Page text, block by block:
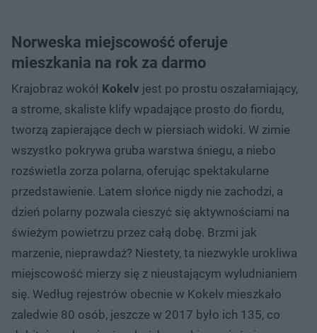
Norweska miejscowość oferuje
mieszkania na rok za darmo
Krajobraz wokół Kokelv jest po prostu oszałamiający,
a strome, skaliste klify wpadające prosto do fiordu,
tworzą zapierające dech w piersiach widoki. W zimie
wszystko pokrywa gruba warstwa śniegu, a niebo
rozświetla zorza polarna, oferując spektakularne
przedstawienie. Latem słońce nigdy nie zachodzi, a
dzień polarny pozwala cieszyć się aktywnościami na
świeżym powietrzu przez całą dobę. Brzmi jak
marzenie, nieprawdaż? Niestety, ta niezwykle urokliwa
miejscowość mierzy się z nieustającym wyludnianiem
się. Według rejestrów obecnie w Kokelv mieszkało
zaledwie 80 osób, jeszcze w 2017 było ich 135, co